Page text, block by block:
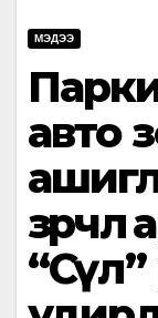
МЭДЭЭ
авто